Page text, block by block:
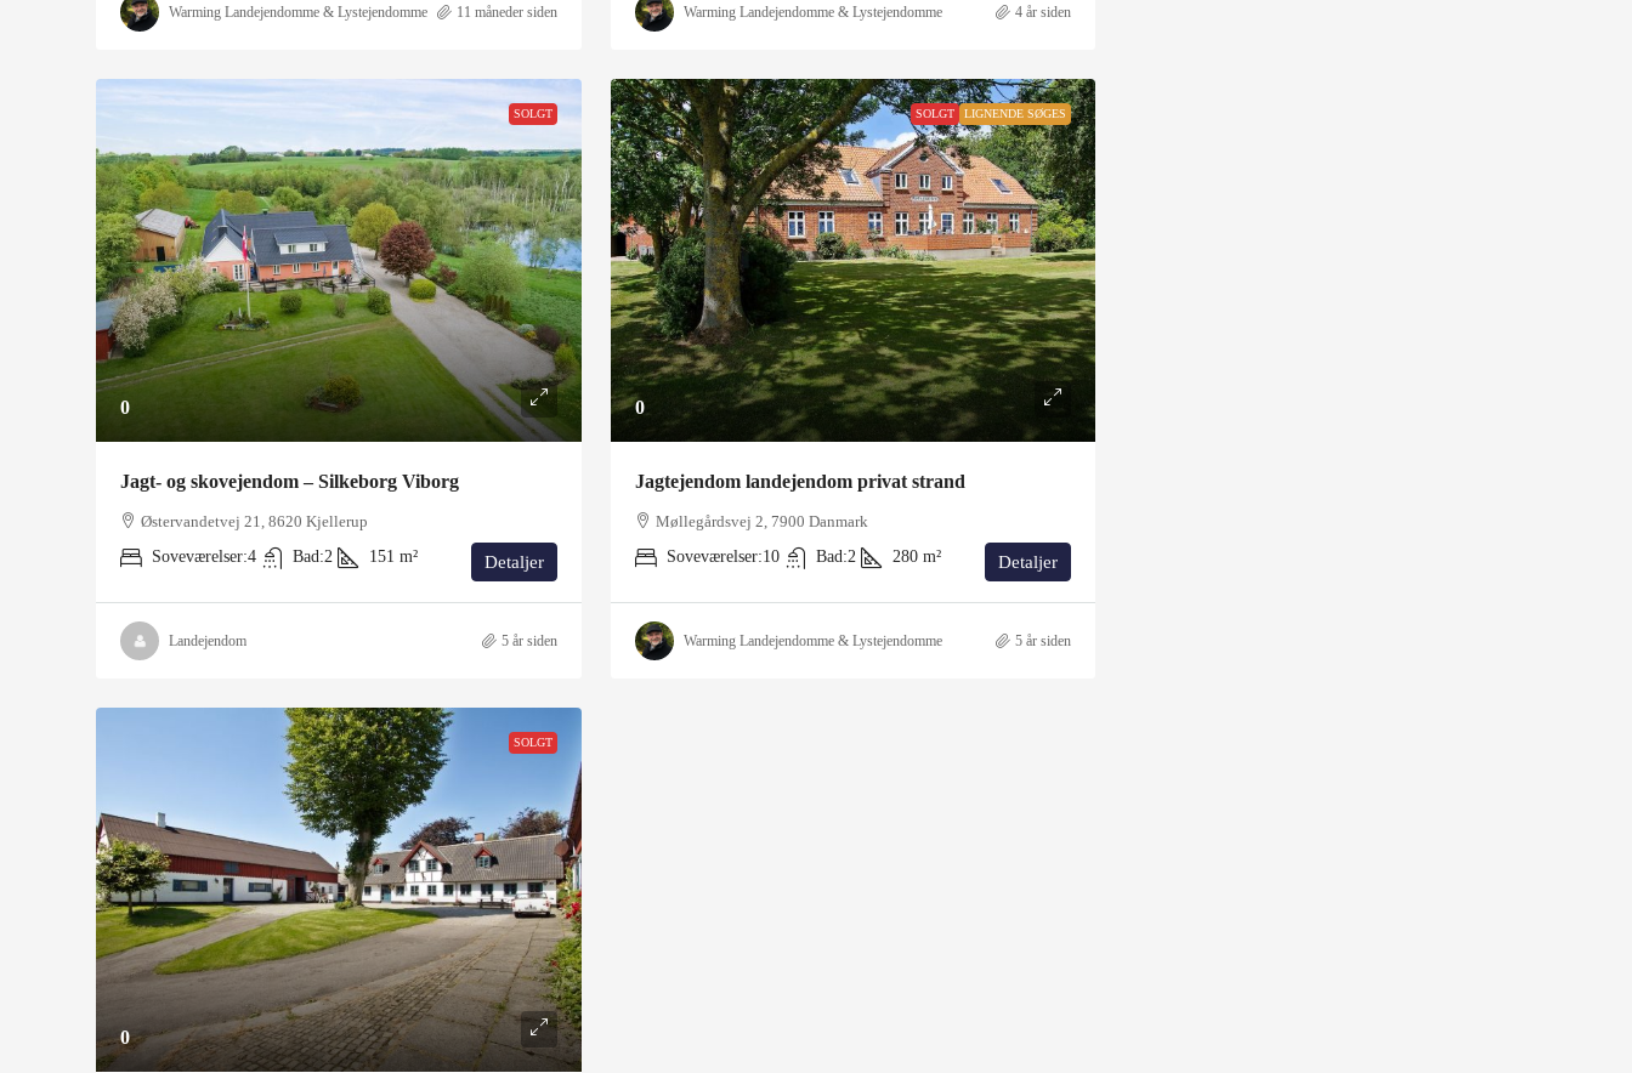
Warming Landejendomme & Lystejendomme 11 måneder siden Warming Landejendomme & Lystejendomme 4 år siden
SOLGT
0
Jagt- og skovejendom – Silkeborg Viborg
Østervandetvej 21, 8620 Kjellerup
Soveværelser:4 Bad:2 151 m² Detaljer
Landejendom 5 år siden
SOLGT LIGNENDE SØGES
0
Jagtejendom landejendom privat strand
Møllegårdsvej 2, 7900 Danmark
Soveværelser:10 Bad:2 280 m² Detaljer
Warming Landejendomme & Lystejendomme 5 år siden
SOLGT
0